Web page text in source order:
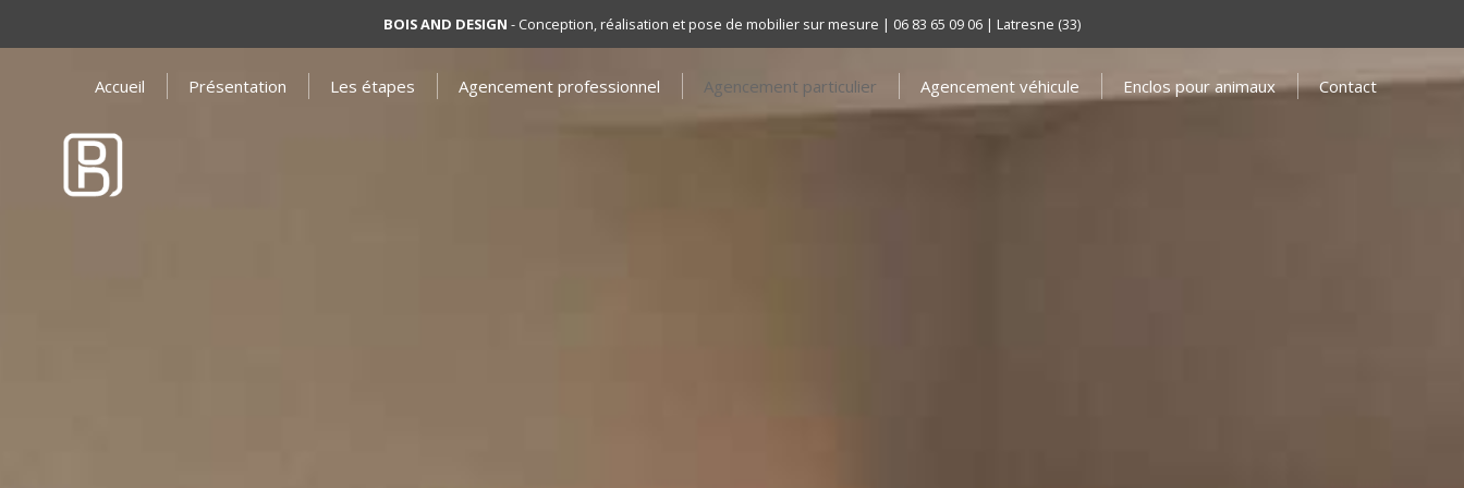
BOIS AND DESIGN - Conception, réalisation et pose de mobilier sur mesure | 06 83 65 09 06 | Latresne (33)
Accueil Présentation Les étapes Agencement professionnel Agencement particulier Agencement véhicule Enclos pour animaux Contact